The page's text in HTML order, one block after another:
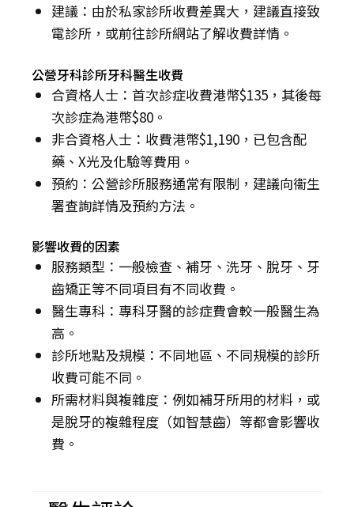
建議：由於私家診所收費差異大，建議直接致
電診所，或前往診所網站了解收費詳情。
公營牙科診所牙科醫生收費
合資格人士：首次診症收費港幣$135，其後每
次診症為港幣$80。
非合資格人士：收費港幣$1,190，已包含配
藥、X光及化驗等費用。
預約：公營診所服務通常有限制，建議向衞生
署查詢詳情及預約方法。
影響收費的因素
服務類型：一般檢查、補牙、洗牙、脫牙、牙
齒矯正等不同項目有不同收費。
醫生專科：專科牙醫的診症費會較一般醫生為
高。
診所地點及規模：不同地區、不同規模的診所
收費可能不同。
所需材料與複雜度：例如補牙所用的材料，或
是脫牙的複雜程度（如智慧齒）等都會影響收
費。